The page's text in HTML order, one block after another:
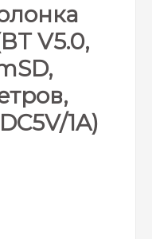
V5.0,
1A)